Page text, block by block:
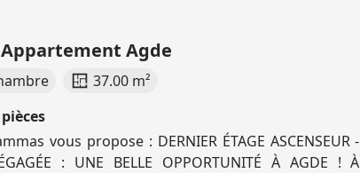
Appartement Agde
37.00 m²
vous propose : DERNIER ÉTAGE ASCENSEUR -
: UNE BELLE OPPORTUNITÉ À AGDE ! À